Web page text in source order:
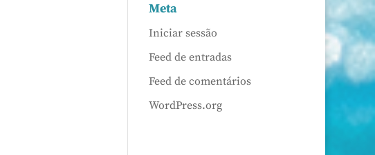
Meta
Iniciar sessão
Feed de entradas
Feed de comentários
WordPress.org